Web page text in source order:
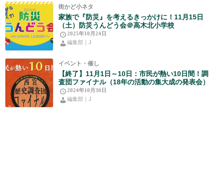
街かど小ネタ
家族で『防災』を考えるきっかけに！11月15日
（土）防災うんどう会＠高木北小学校
2025年10月24日
編集部｜J
イベント・催し
【終了】11月1日～10日：市民が熱い10日間！調
査団ファイナル（18年の活動の集大成の発表会）
2024年10月30日
編集部｜J